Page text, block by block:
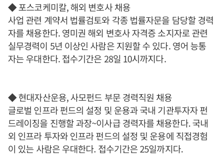
◆ 포스코케미칼, 해외 변호사 채용
사업 관련 계약서 법률검토와 각종 법률자문을 담당할 경력
자를 채용한다. 영미권 해외 변호사 자격증 소지자로 관련
실무경력이 5년 이상인 사람은 지원할 수 있다. 영어 능통
자는 우대한다. 접수기간은 28일 10시까지다.
◆ 현대자산운용, 사모펀드 부문 경력직원 채용
글로벌 인프라 펀드의 설정 및 운용과 국내 기관투자자 펀
드레이징을 진행할 과장~이사급 경력자를 채용한다. 국내
외 인프라 투자와 인프라 펀드의 설정 및 운용에 직접경험
이 있는 사람은 우대한다. 접수기간은 25일까지다.